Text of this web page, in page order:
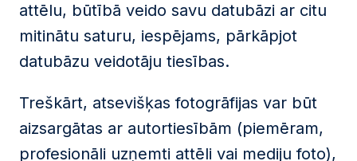
attēlu, būtībā veido savu datubāzi ar citu
mitinātu saturu, iespējams, pārkāpjot
datubāzu veidotāju tiesības.
Treškārt, atsevišķas fotogrāfijas var būt
aizsargātas ar autortiesībām (piemēram,
profesionāli uzņemti attēli vai mediju foto),